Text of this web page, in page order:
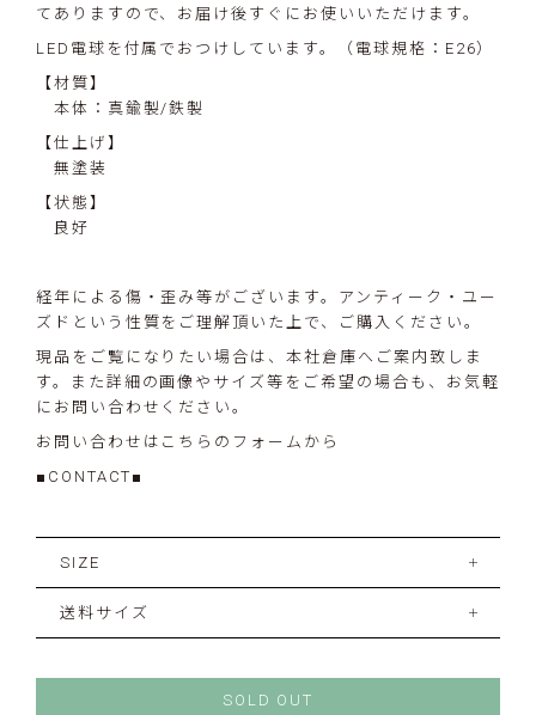
てありますので、お届け後すぐにお使いいただけます。
LED電球を付属でおつけしています。（電球規格：E26）
【材質】
本体：真鍮製/鉄製
【仕上げ】
無塗装
【状態】
良好
経年による傷・歪み等がございます。アンティーク・ユー
ズドという性質をご理解頂いた上で、ご購入ください。
現品をご覧になりたい場合は、本社倉庫へご案内致しま
す。また詳細の画像やサイズ等をご希望の場合も、お気軽
にお問い合わせください。
お問い合わせはこちらのフォームから
■CONTACT■
SIZE
送料サイズ
SOLD OUT